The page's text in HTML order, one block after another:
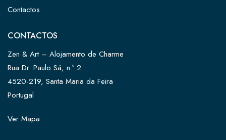
Contactos
CONTACTOS
Zen & Art – Alojamento de Charme
Rua Dr. Paulo Sá, n.º 2
4520-219, Santa Maria da Feira
Portugal
Ver Mapa